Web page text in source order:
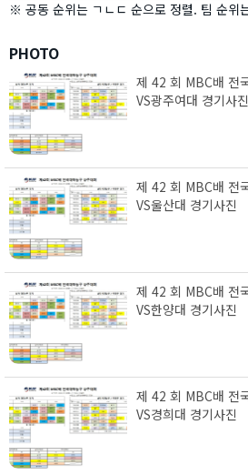
※ 공동 순위는 ㄱㄴㄷ 순으로 정렬. 팀 순위
PHOTO
제 42 회 MBC배 전
VS광주여대 경기사진
제 42 회 MBC배 전
VS울산대 경기사진
제 42 회 MBC배 전
VS한양대 경기사진
제 42 회 MBC배 전
VS경희대 경기사진